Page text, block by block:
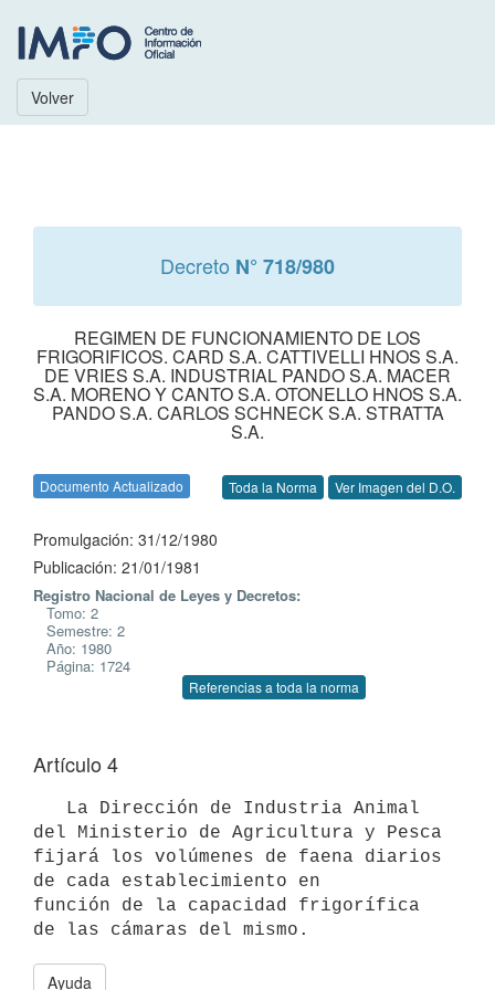
Volver
Decreto N° 718/980
REGIMEN DE FUNCIONAMIENTO DE LOS
FRIGORIFICOS. CARD S.A. CATTIVELLI HNOS S.A.
DE VRIES S.A. INDUSTRIAL PANDO S.A. MACER
S.A. MORENO Y CANTO S.A. OTONELLO HNOS S.A.
PANDO S.A. CARLOS SCHNECK S.A. STRATTA
S.A.
Documento Actualizado Toda la Norma Ver Imagen del D.O.
Promulgación: 31/12/1980
Publicación: 21/01/1981
Registro Nacional de Leyes y Decretos:
Tomo: 2
Semestre: 2
Año: 1980
Página: 1724
Referencias a toda la norma
Artículo 4
del Ministerio de Agricultura y Pesca
fijará los volúmenes de faena diarios
de cada establecimiento en
función de la capacidad frigorífica
de las cámaras del mismo.
Ayuda